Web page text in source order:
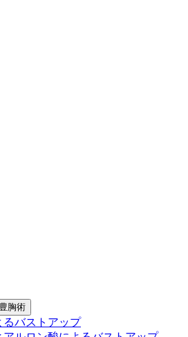
胸術
るバストアップ